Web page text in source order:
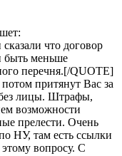
что договор
быть меньше
перечня.[/QUOTE]
притянут Вас за
лицы. Штрафы,
возможности
прелести. Очень
НУ, там есть ссылки
вопросу. С